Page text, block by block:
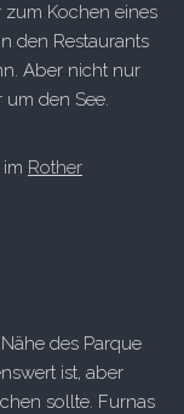
zum Kochen eines
den Restaurants
Aber nicht nur
den See.
Rother
des Parque
ist, aber
sollte. Furnas